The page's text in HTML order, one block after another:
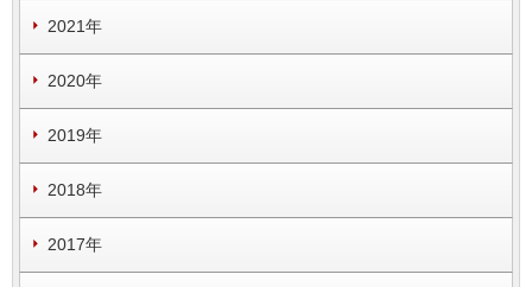
2021年
2020年
2019年
2018年
2017年